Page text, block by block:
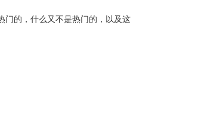
的，什么又不是热门的，以及这